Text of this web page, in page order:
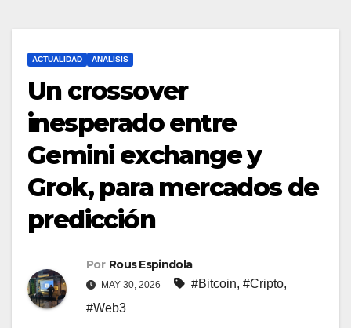
ACTUALIDAD ANALISIS
Un crossover
inesperado entre
Gemini exchange y
Grok, para mercados de
predicción
Por Rous Espindola
MAY 30, 2026 #Bitcoin, #Cripto,
#Web3